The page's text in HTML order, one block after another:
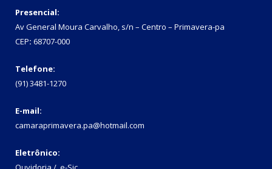
Presencial:
Av General Moura Carvalho, s/n – Centro – Primavera-pa
CEP: 68707-000
Telefone:
(91) 3481-1270
E-mail:
camaraprimavera.pa@hotmail.com
Eletrônico: